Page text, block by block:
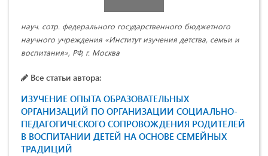
науч. сотр. федерального государственного бюджетного
научного учреждения «Институт изучения детства, семьи и
воспитания», РФ, г. Москва
Все статьи автора:
ИЗУЧЕНИЕ ОПЫТА ОБРАЗОВАТЕЛЬНЫХ
ОРГАНИЗАЦИЙ ПО ОРГАНИЗАЦИИ СОЦИАЛЬНО-
ПЕДАГОГИЧЕСКОГО СОПРОВОЖДЕНИЯ РОДИТЕЛЕЙ
В ВОСПИТАНИИ ДЕТЕЙ НА ОСНОВЕ СЕМЕЙНЫХ
ТРАДИЦИЙ